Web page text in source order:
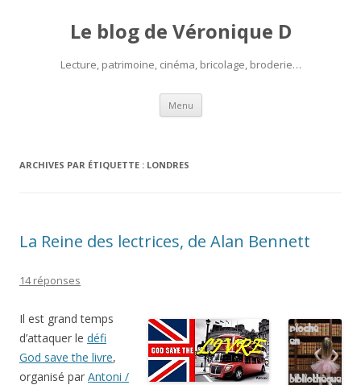
Le blog de Véronique D
Lecture, patrimoine, cinéma, bricolage, broderie…
Menu Aller
contenu
ARCHIVES PAR ÉTIQUETTE : LONDRES
La Reine des lectrices, de Alan Bennett
14 réponses
Il est grand temps
d’attaquer le défi
God save the livre,
organisé par Antoni /